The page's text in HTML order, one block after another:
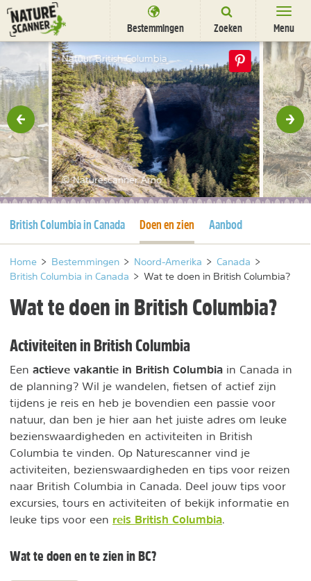
Ga
naar
content
Bestemmingen Zoeken Menu
Bestemmingen
Overnachten
Activiteiten
Natuurparken
Dieren
Nieuwsbrief Uitgelicht
Natuur British Columbia
© Naturescanner Arno
Huidige pagina
British Columbia in Canada Huidige pagina
Doen en zien Aanbod
Home > Bestemmingen > Noord-Amerika > Canada >
British Columbia in Canada > Wat te doen in British Columbia?
Wat te doen in British Columbia?
Activiteiten in British Columbia
Een actieve vakantie in British Columbia in Canada in
de planning? Wil je wandelen, fietsen of actief zijn
tijdens je reis en heb je bovendien een passie voor
natuur, dan ben je hier aan het juiste adres om leuke
bezienswaardigheden en activiteiten in British
Columbia te vinden. Op Naturescanner vind je
activiteiten, bezienswaardigheden en tips voor reizen
naar British Columbia in Canada. Deel jouw tips voor
excursies, tours en activiteiten of bekijk informatie en
leuke tips voor een reis British Columbia
Wat te doen en te zien in BC?